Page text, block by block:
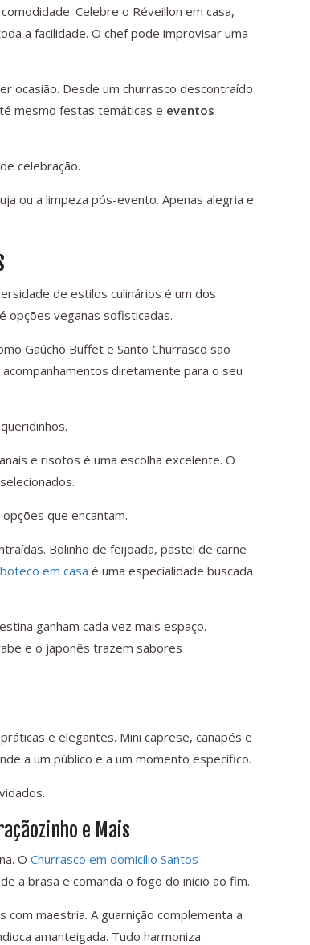
Celebre o Réveillon em casa,
a facilidade. O chef pode improvisar uma
ocasião. Desde um churrasco descontraído
mesmo festas temáticas e eventos
celebração.
ou a limpeza pós-evento. Apenas alegria e
de estilos culinários é um dos
opções veganas sofisticadas.
Gaúcho Buffet e Santo Churrasco são
diretamente para o seu
e risotos é uma escolha excelente. O
que encantam.
Bolinho de feijoada, pastel de carne
em casa é uma especialidade buscada
ganham cada vez mais espaço.
e o japonês trazem sabores
e elegantes. Mini caprese, canapés e
a um público e a um momento específico.
e Mais
O Churrasco em domicílio Santos
a brasa e comanda o fogo do início ao fim.
maestria. A guarnição complementa a
amanteigada. Tudo harmoniza